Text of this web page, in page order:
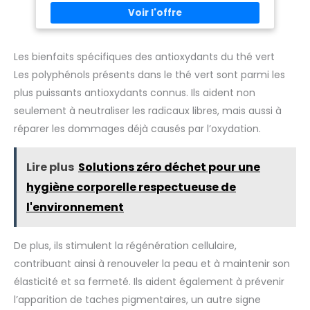
SAVOIR-FAIRE TWININGS DEPUIS 1706 : Plus de 300 ans
d’expertise pour assembler des ingrédients soigneusement
sélectionnés et créer un thé vert pur à l’équilibre parfait,
CHAQUE TASSE : Versez 200 ml d’eau frémissante à 90 °C,
infusez 3 min pour un équilibre parfait ou 4 min pour plus
d’intensité, laissez refroidir 30 min et ajoutez des glaçons
bien démarrer la journée ou apporter une touche de
fraîcheur aux petits instants du quotidien, cette pause thé
vert est toujours bien méritée
Les bienfaits spécifiques des antioxydants du thé vert
Les polyphénols présents dans le thé vert sont parmi les
plus puissants antioxydants connus. Ils aident non
seulement à neutraliser les radicaux libres, mais aussi à
réparer les dommages déjà causés par l’oxydation.
Lire plus Solutions zéro déchet pour une
hygiène corporelle respectueuse de
l'environnement
De plus, ils stimulent la régénération cellulaire,
contribuant ainsi à renouveler la peau et à maintenir son
élasticité et sa fermeté. Ils aident également à prévenir
l’apparition de taches pigmentaires, un autre signe